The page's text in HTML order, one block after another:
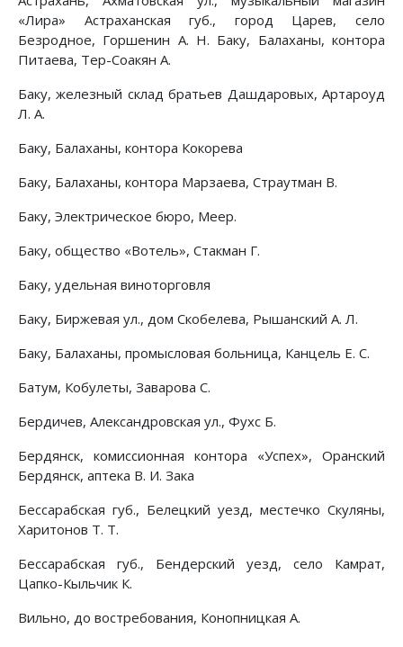
«Лира» Астраханская губ., город Царев, село
Безродное, Горшенин А. Н. Баку, Балаханы, контора
Питаева, Тер-Соакян А.
Баку, железный склад братьев Дашдаровых, Артароуд
Л. А.
Баку, Балаханы, контора Кокорева
Баку, Балаханы, контора Марзаева, Страутман В.
Баку, Электрическое бюро, Меер.
Баку, общество «Вотель», Стакман Г.
Баку, удельная виноторговля
Баку, Биржевая ул., дом Скобелева, Рышанский А. Л.
Баку, Балаханы, промысловая больница, Канцель Е. С.
Батум, Кобулеты, Заварова С.
Бердичев, Александровская ул., Фухс Б.
Бердянск, комиссионная контора «Успех», Оранский
Бердянск, аптека В. И. Зака
Бессарабская губ., Белецкий уезд, местечко Скуляны,
Харитонов Т. Т.
Бессарабская губ., Бендерский уезд, село Камрат,
Цапко-Кыльчик К.
Вильно, до востребования, Конопницкая А.